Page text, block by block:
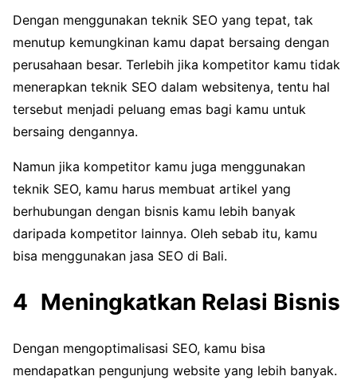
Dengan menggunakan teknik SEO yang tepat, tak
menutup kemungkinan kamu dapat bersaing dengan
perusahaan besar. Terlebih jika kompetitor kamu tidak
menerapkan teknik SEO dalam websitenya, tentu hal
tersebut menjadi peluang emas bagi kamu untuk
bersaing dengannya.
Namun jika kompetitor kamu juga menggunakan
teknik SEO, kamu harus membuat artikel yang
berhubungan dengan bisnis kamu lebih banyak
daripada kompetitor lainnya. Oleh sebab itu, kamu
bisa menggunakan jasa SEO di Bali.
Meningkatkan Relasi Bisnis
Dengan mengoptimalisasi SEO, kamu bisa
mendapatkan pengunjung website yang lebih banyak.